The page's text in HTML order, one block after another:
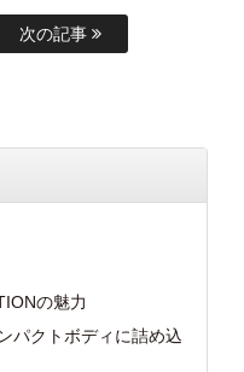
次の記事
の魅力
パクトボディに詰め込